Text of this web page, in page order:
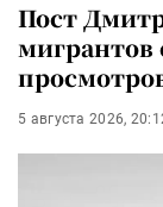
Пост
мигрантов
5 августа 2026,